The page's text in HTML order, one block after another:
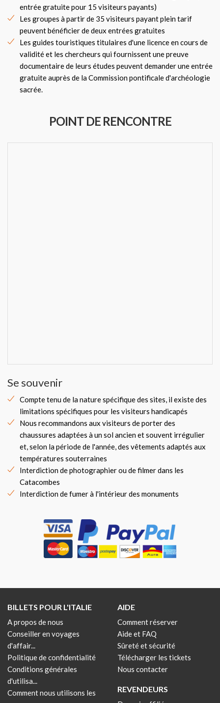
entrée gratuite pour 15 visiteurs payants)
Les groupes à partir de 35 visiteurs payant plein tarif
peuvent bénéficier de deux entrées gratuites
Les guides touristiques titulaires d'une licence en cours de
validité et les chercheurs qui fournissent une preuve
documentaire de leurs études peuvent demander une entrée
gratuite auprès de la Commission pontificale d'archéologie
sacrée.
POINT DE RENCONTRE
Se souvenir
Compte tenu de la nature spécifique des sites, il existe des
limitations spécifiques pour les visiteurs handicapés
Nous recommandons aux visiteurs de porter des
chaussures adaptées à un sol ancien et souvent irrégulier
et, selon la période de l'année, des vêtements adaptés aux
températures souterraines
Interdiction de photographier ou de filmer dans les
Catacombes
Interdiction de fumer à l'intérieur des monuments
BILLETS POUR L'ITALIE
A propos de nous
Conseiller en voyages
d'affair...
Politique de confidentialité
Conditions générales
d'utilisa...
Comment nous utilisons les
AIDE
Comment réserver
Aide et FAQ
Sûreté et sécurité
Télécharger les tickets
Nous contacter
REVENDEURS